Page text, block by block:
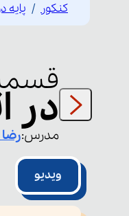
کنکور پایه
در
مدرس:رضا
ویدیو